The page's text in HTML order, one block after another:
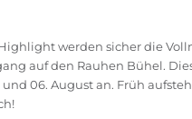
werden sicher die
auf den Rauhen Bühel.
und 06. August an. Früh